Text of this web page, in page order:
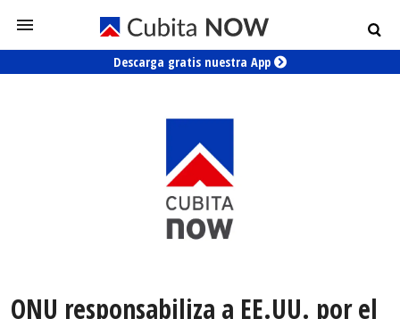
Descarga gratis nuestra App
ONU responsabiliza a EE.UU. por el